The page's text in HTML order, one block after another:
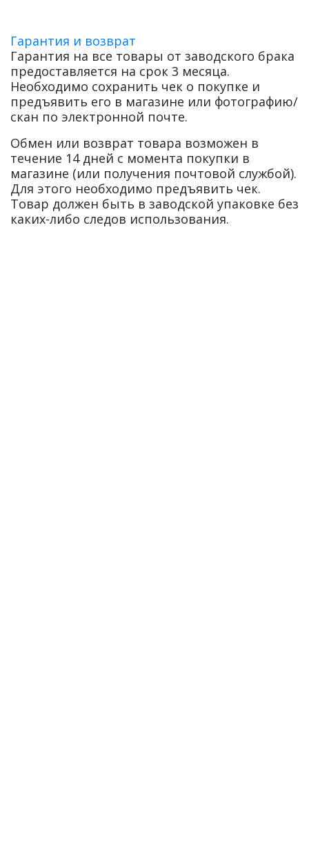
Гарантия и возврат
Гарантия на все товары от заводского брака
предоставляется на срок 3 месяца.
Необходимо сохранить чек о покупке и
предъявить его в магазине или фотографию/
скан по электронной почте.
Обмен или возврат товара возможен в
течение 14 дней с момента покупки в
магазине (или получения почтовой службой).
Для этого необходимо предъявить чек.
Товар должен быть в заводской упаковке без
каких-либо следов использования.